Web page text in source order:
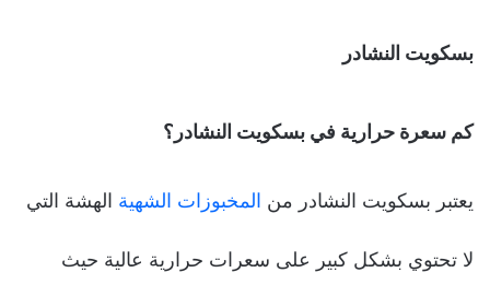
بسكويت النشادر
كم سعرة حرارية في بسكويت النشادر؟
يعتبر بسكويت النشادر من المخبوزات الشهية الهشة التي
لا تحتوي بشكل كبير على سعرات حرارية عالية حيث